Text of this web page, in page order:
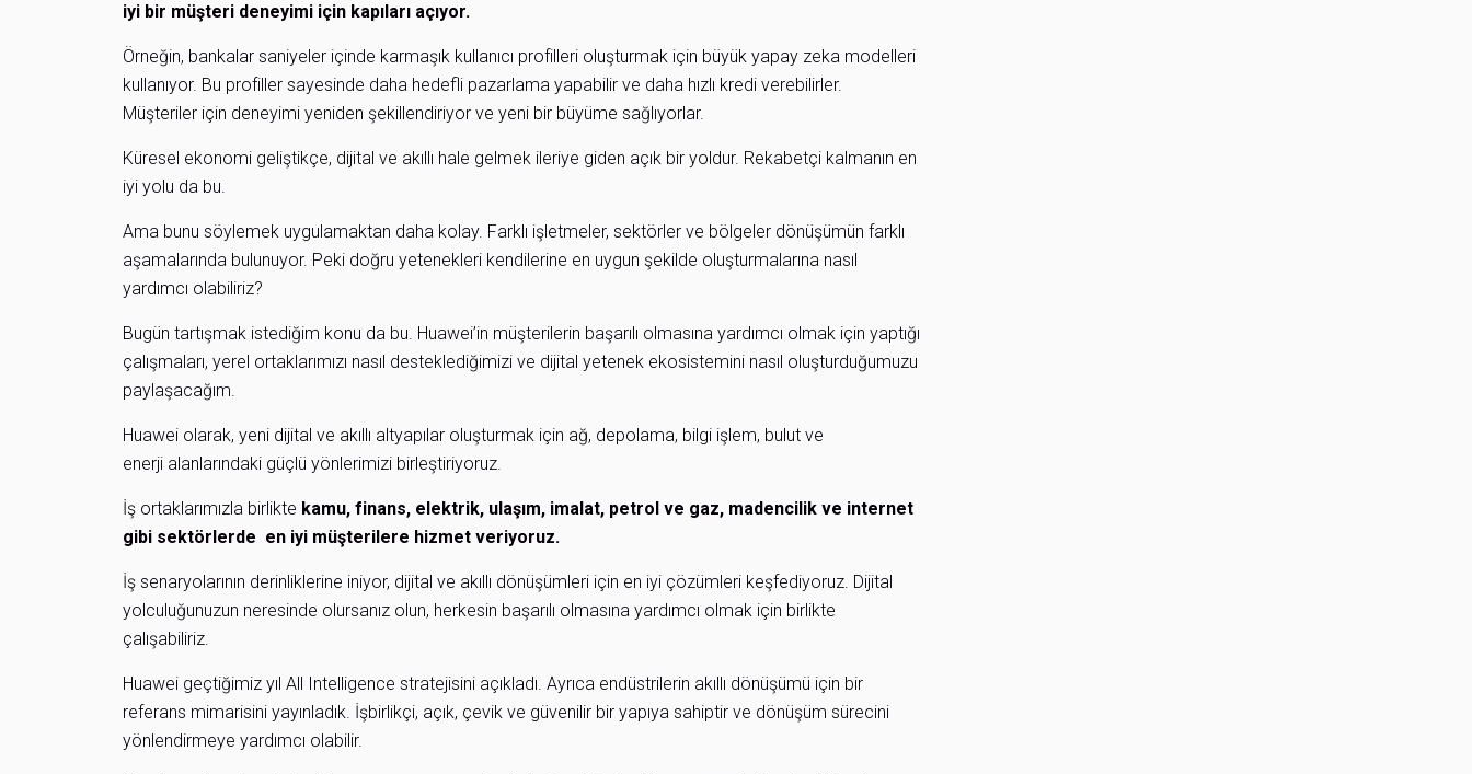
iyi bir müşteri deneyimi için kapıları açıyor.
Örneğin, bankalar saniyeler içinde karmaşık kullanıcı profilleri oluşturmak için büyük yapay zeka modelleri
kullanıyor. Bu profiller sayesinde daha hedefli pazarlama yapabilir ve daha hızlı kredi verebilirler.
Müşteriler için deneyimi yeniden şekillendiriyor ve yeni bir büyüme sağlıyorlar.
Küresel ekonomi geliştikçe, dijital ve akıllı hale gelmek ileriye giden açık bir yoldur. Rekabetçi kalmanın en
iyi yolu da bu.
Ama bunu söylemek uygulamaktan daha kolay. Farklı işletmeler, sektörler ve bölgeler dönüşümün farklı
aşamalarında bulunuyor. Peki doğru yetenekleri kendilerine en uygun şekilde oluşturmalarına nasıl
yardımcı olabiliriz?
Bugün tartışmak istediğim konu da bu. Huawei’in müşterilerin başarılı olmasına yardımcı olmak için yaptığı
çalışmaları, yerel ortaklarımızı nasıl desteklediğimizi ve dijital yetenek ekosistemini nasıl oluşturduğumuzu
paylaşacağım.
Huawei olarak, yeni dijital ve akıllı altyapılar oluşturmak için ağ, depolama, bilgi işlem, bulut ve
enerji alanlarındaki güçlü yönlerimizi birleştiriyoruz.
İş ortaklarımızla birlikte kamu, finans, elektrik, ulaşım, imalat, petrol ve gaz, madencilik ve internet
gibi sektörlerde en iyi müşterilere hizmet veriyoruz.
İş senaryolarının derinliklerine iniyor, dijital ve akıllı dönüşümleri için en iyi çözümleri keşfediyoruz. Dijital
yolculuğunuzun neresinde olursanız olun, herkesin başarılı olmasına yardımcı olmak için birlikte
çalışabiliriz.
Huawei geçtiğimiz yıl All Intelligence stratejisini açıkladı. Ayrıca endüstrilerin akıllı dönüşümü için bir
referans mimarisini yayınladık. İşbirlikçi, açık, çevik ve güvenilir bir yapıya sahiptir ve dönüşüm sürecini
yönlendirmeye yardımcı olabilir.